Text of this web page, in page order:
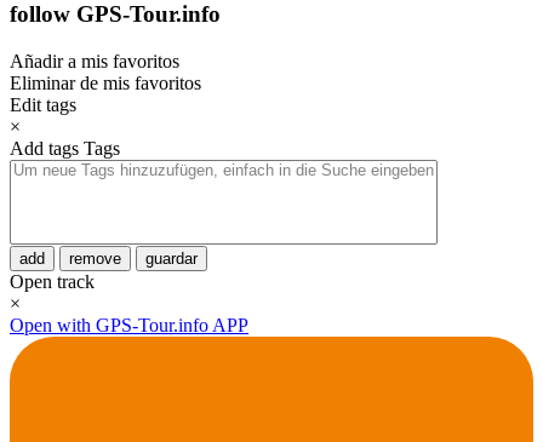
follow GPS-Tour.info
Añadir a mis favoritos
Eliminar de mis favoritos
Edit tags
×
Add tags Tags
add remove guardar
Open track
×
Open with GPS-Tour.info APP